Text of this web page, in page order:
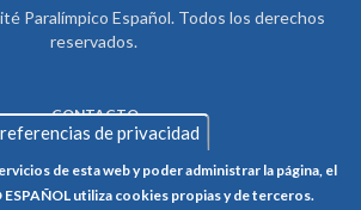
Paralímpico Español. Todos los derechos
reservados.
CONTACTO
POLÍTICA DE PRIVACIDAD
de privacidad
de esta web y poder administrar la página, el
utiliza cookies propias y de terceros.